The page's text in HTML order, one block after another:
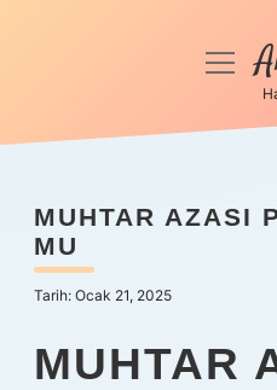
Anasayfa
Yasal Uyarı
Hakkımızda
MUHTAR AZASI
MU
Tarih: Ocak 21, 2025
MUHTAR